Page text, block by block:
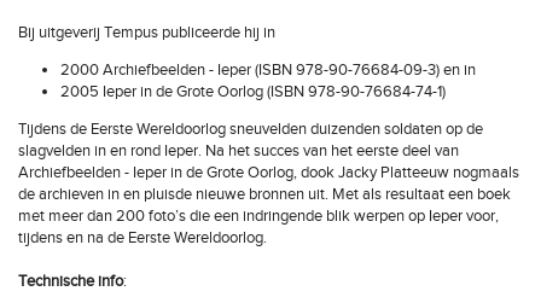
Bij uitgeverij Tempus publiceerde hij in
2000 Archiefbeelden - Ieper (ISBN 978-90-76684-09-3) en in
2005 Ieper in de Grote Oorlog (ISBN 978-90-76684-74-1)
Tijdens de Eerste Wereldoorlog sneuvelden duizenden soldaten op de
slagvelden in en rond Ieper. Na het succes van het eerste deel van
Archiefbeelden - Ieper in de Grote Oorlog, dook Jacky Platteeuw nogmaals
de archieven in en pluisde nieuwe bronnen uit. Met als resultaat een boek
met meer dan 200 foto’s die een indringende blik werpen op Ieper voor,
tijdens en na de Eerste Wereldoorlog.
Technische info: